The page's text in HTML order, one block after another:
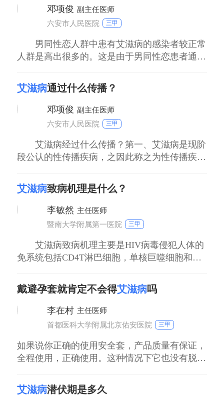
定的，绝对的。因为艾滋病的确诊并不是根据症
状的症状，只是一个辅助判断的标准，需要经过
邓项俊 副主任医师
六安市人民医院
三甲
男同性恋人群中患有艾滋病的感染者较正常
人群是高出很多的。这是由于男同性恋患者通常
交方式上，由于比较粗暴，容易导致皮肤和粘膜
的破损使得艾滋病病毒更容易感染对方。因此在
男同性恋人群中，艾滋病患病的感染力和较女童
和正常人群是高出很多的。因此在男同性恋人群
艾滋病通过什么传播？
邓项俊 副主任医师
六安市人民医院
三甲
艾滋病经过什么传播？第一、艾滋病是现阶
段公认的性传播疾病，之因此称之为性传播疾
男男性行为的肛交传播发生率最高。第二、艾滋
病还可以经过直接输入血制品进行传播。第三、
母婴垂直传播，指的是母亲本身有艾滋病，造成
出生的婴儿感染艾滋病，这就是所谓的母婴垂直
艾滋病致病机理是什么？
李敏然 主任医师
暨南大学附属第一医院
三甲
艾滋病致病机理主要是HIV病毒侵犯人体的
免系统包括CD4T淋巴细胞，单核巨噬细胞和树
少，最终导致人体免疫功能的缺陷以及各种机会
性感染和肿瘤发生，HIV进入人体后，在24到48
小时达到局部淋巴结，五天左右在外周血中可以
检测到病毒成分，进而产生病毒血症导
戴避孕套就肯定不会得艾滋病吗
李在村 主任医师
首都医科大学附属北京佑安医院
三甲
如果说你正确的使用安全套，产品质量有保证，
全程使用，正确使用。这种情况下它也没有脱
病的问题。但是有一个问题，并不是说戴避孕套
就彻底安全。第一个，一个是你不能保证你下一
艾滋病潜伏期是多久